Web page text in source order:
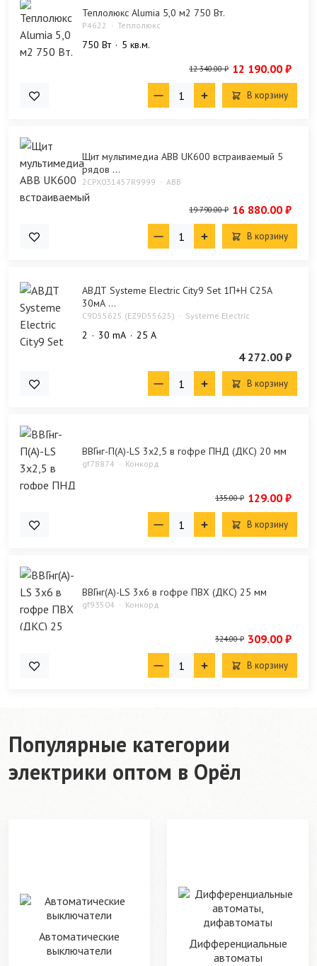
Теплолюкс Alumia 5,0 м2 750 Вт.
P4622 Теплолюкс
750 Bт 5 кв.м.
12 340.00 ₽ 12 190.00 ₽
В корзину
Щит мультимедиа ABB UK600 встраиваемый 5
рядов ...
2CPX031457R9999 ABB
19 790.00 ₽ 16 880.00 ₽
В корзину
АВДТ Systeme Electric City9 Set 1П+Н C25А
30мА ...
C9D55625 (EZ9D55625) Systeme Electric
2 30 mA 25 А
4 272.00 ₽
В корзину
ВВГнг-П(А)-LS 3х2,5 в гофре ПНД (ДКС) 20 мм
gf78874 Конкорд
135.00 ₽ 129.00 ₽
В корзину
ВВГнг(А)-LS 3х6 в гофре ПВХ (ДКС) 25 мм
gf93504 Конкорд
324.00 ₽ 309.00 ₽
В корзину
Популярные категории
электрики оптом в Орёл
Автоматические
выключатели
Дифференциальные
автоматы